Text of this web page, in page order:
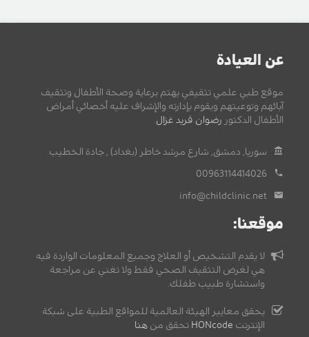
عن العيادة
موقع طبي علمي تثقيفي يهتم برعاية وصحة الأطفال وتثقيف
آبائهم وتوعيتهم ويقوم بإدارته والإشراف عليه أخصائي أمراض
الأطفال الدكتور رضوان فريد غزال.
سوريا, دمشق, شارع مرشد خاطر (بغداد) , جادة الخطيب.
00963114414026
info@childclinic.net
موقعنا:
لا يقدم التشخيص أو العلاج وجميع المعلومات الواردة فيه
هي لغرض التثقيف الصحي فقط ولا تغني عن مراجعة
واستشارة طبيب طفلك.
يحقق معايير الهيئة العالمية للمواقع الطبية على شبكة
الإنترنت HONcode تحقق من هنا